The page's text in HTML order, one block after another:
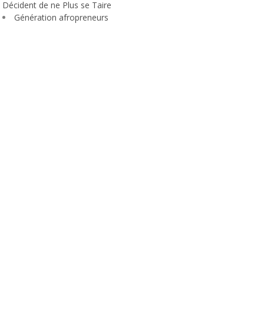
Décident de ne Plus se Taire
Génération afropreneurs